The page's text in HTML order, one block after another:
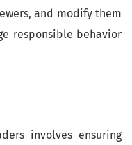
and modify them
responsible behavior
involves ensuring